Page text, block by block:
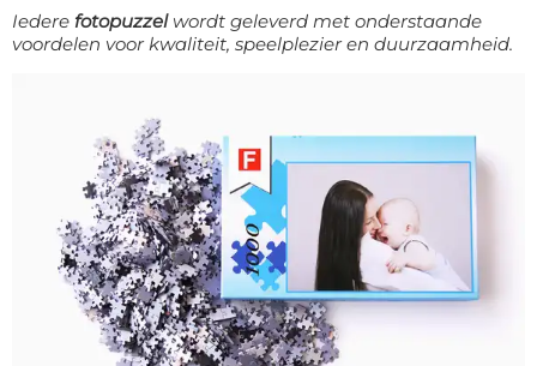
Iedere fotopuzzelwordt geleverd met onderstaande
voordelen voor kwaliteit, speelplezier en duurzaamheid.